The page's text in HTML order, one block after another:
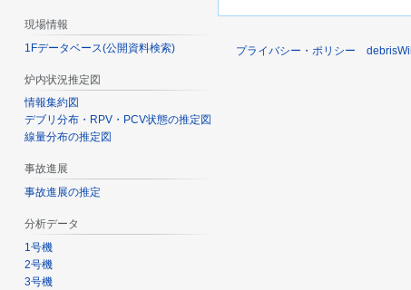
ョ
現場情報
1Fデータベース(公開資料検索)
炉内状況推定図
情報集約図
デブリ分布・RPV・PCV状態の推定図
線量分布の推定図
事故進展
事故進展の推定
分析データ
1号機
2号機
3号機
プライバシー・ポリシー